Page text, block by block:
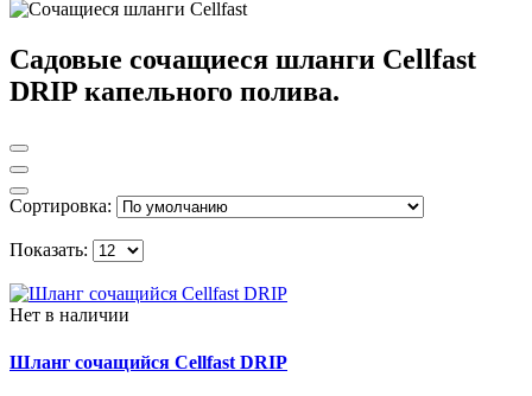
Садовые сочащиеся шланги Cellfast
DRIP капельного полива.
Сортировка:
Показать:
Нет в наличии
Шланг сочащийся Cellfast DRIP